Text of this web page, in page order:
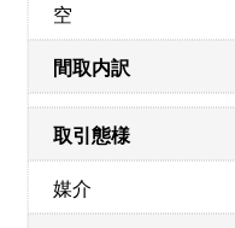
空
間取内訳
取引態様
媒介